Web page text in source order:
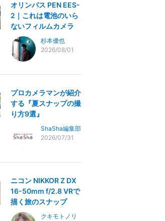
オリンパス PEN EES-
2｜これは電池のいら
ないフィルムカメラ
杉本優也
2026/08/01
プロカメラマンが紹介
する『夏スナップの撮
り方9選』
ShaSha編集部
2026/07/31
ニコン NIKKOR Z DX
16-50mm f/2.8 VRで
描く旅のスナップ
クキモトノリ